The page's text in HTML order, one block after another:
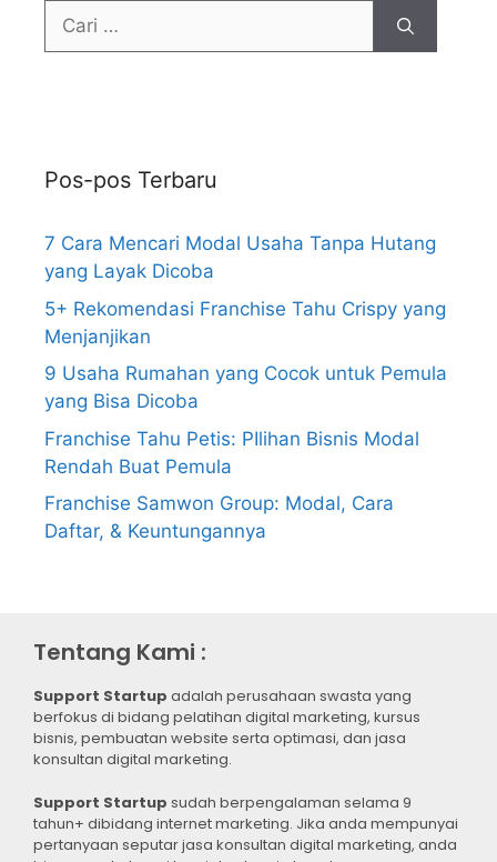
Pos-pos Terbaru
7 Cara Mencari Modal Usaha Tanpa Hutang
yang Layak Dicoba
5+ Rekomendasi Franchise Tahu Crispy yang
Menjanjikan
9 Usaha Rumahan yang Cocok untuk Pemula
yang Bisa Dicoba
Franchise Tahu Petis: PIlihan Bisnis Modal
Rendah Buat Pemula
Franchise Samwon Group: Modal, Cara
Daftar, & Keuntungannya
Tentang Kami :
Support Startup adalah perusahaan swasta yang
berfokus di bidang pelatihan digital marketing, kursus
bisnis, pembuatan website serta optimasi, dan jasa
konsultan digital marketing.
Support Startup sudah berpengalaman selama 9
tahun+ dibidang internet marketing. Jika anda mempunyai
pertanyaan seputar jasa konsultan digital marketing, anda